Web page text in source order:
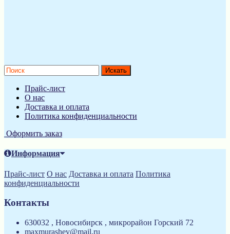
Прайс-лист
О нас
Доставка и оплата
Политика конфиденциальности
Оформить заказ
Информация
Прайс-лист О нас Доставка и оплата Политика
конфиденциальности
Контакты
630032 , Новосибирск , микрорайон Горский 72
maxmurashev@mail.ru